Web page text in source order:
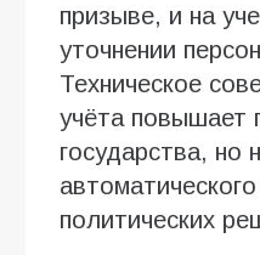
призыве, и на
уточнении
Техническое
учёта повышает
государства, но
политических